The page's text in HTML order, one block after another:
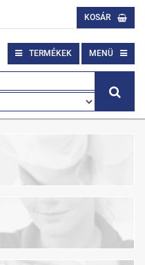
KOSÁR
TERMÉKEK MENÜ